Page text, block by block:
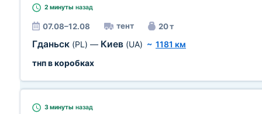
2 минуты назад
07.08–12.08 тент 20 т
Гданьск (PL) — Киев (UA) ~ 1181 км
тнп в коробках
3 минуты назад